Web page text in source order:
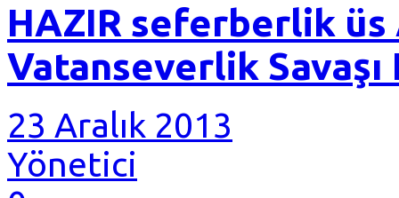
HAZIR seferberlik
Vatanseverlik Savaşı
23 Aralık 2013
Yönetici